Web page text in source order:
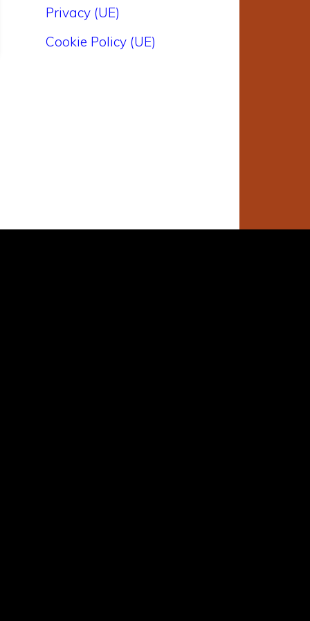
Privacy (UE)
Cookie Policy (UE)